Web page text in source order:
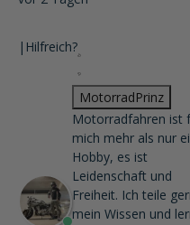
| Hilfreich?
MotorradPrinz
Motorradfahren ist
mich mehr als nur
Hobby, es ist
Leidenschaft und
Freiheit. Ich teile
mein Wissen und